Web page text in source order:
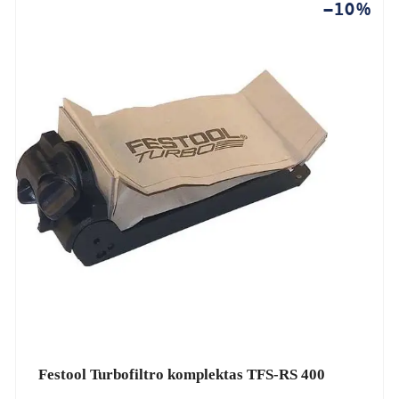
Festool Turbofiltro komplektas TFS-RS 400
−10%